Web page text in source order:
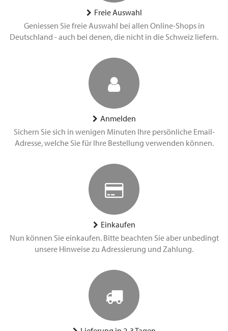
Freie Auswahl
Geniessen Sie freie Auswahl bei allen Online-Shops in
Deutschland - auch bei denen, die nicht in die Schweiz liefern.
Anmelden
Sichern Sie sich in wenigen Minuten Ihre persönliche Email-
Adresse, welche Sie für Ihre Bestellung verwenden können.
Einkaufen
Nun können Sie einkaufen. Bitte beachten Sie aber unbedingt
unsere Hinweise zu Adressierung und Zahlung.